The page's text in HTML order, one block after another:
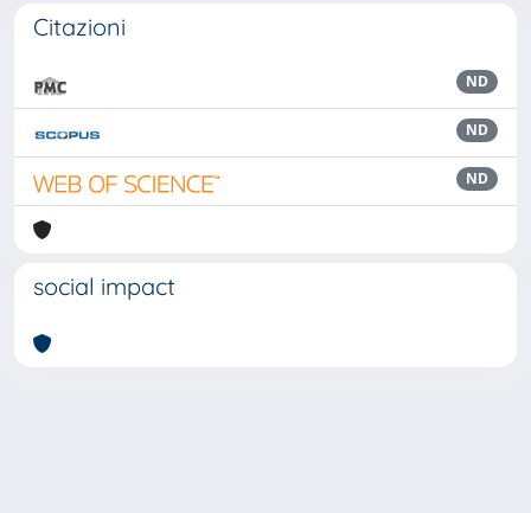
Citazioni
ND
ND
ND
social impact